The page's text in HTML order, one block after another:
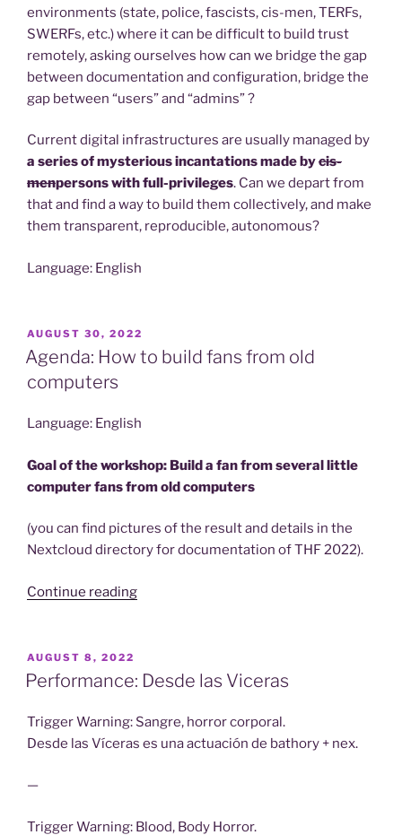
environments (state, police, fascists, cis-men, TERFs,
SWERFs, etc.) where it can be difficult to build trust
remotely, asking ourselves how can we bridge the gap
between documentation and configuration, bridge the
gap between “users” and “admins” ?
Current digital infrastructures are usually managed by
a series of mysterious incantations made bycis-
menpersons with full-privileges. Can we depart from
that and find a way to build them collectively, and make
them transparent, reproducible, autonomous?
Language: English
POSTED
ON
AUGUST 30, 2022
Agenda: How to build fans from old
computers
Language: English
Goal of the workshop: Build a fan from several little
computer fans from old computers
(you can find pictures of the result and details in the
Nextcloud directory for documentation of THF 2022).
Continue reading“Agenda:
fans
old
computers”
POSTED
ON
AUGUST 8, 2022
Performance: Desde las Viceras
Trigger Warning: Sangre, horror corporal.
Desde las Víceras es una actuación de bathory + nex.
—
Trigger Warning: Blood, Body Horror.